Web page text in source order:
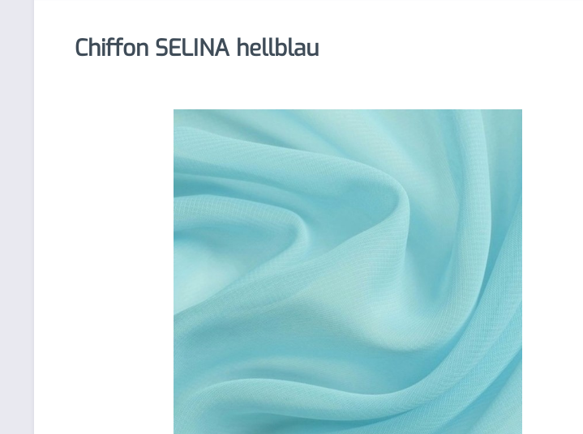
Chiffon SELINA hellblau